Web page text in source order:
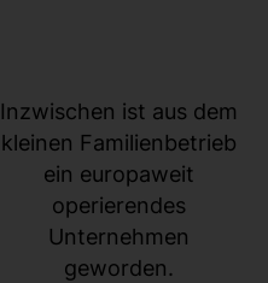
Inzwischen ist aus dem
kleinen Familienbetrieb
ein europaweit
operierendes
Unternehmen
geworden.